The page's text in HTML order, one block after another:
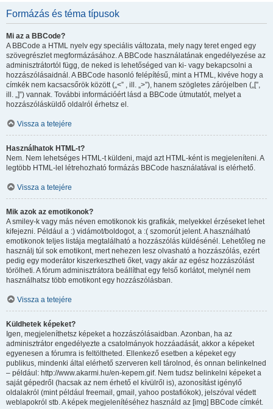
Formázás és téma típusok
Mi az a BBCode?
A BBCode a HTML nyelv egy speciális változata, mely nagy teret enged egy
szövegrészlet megformázásához. A BBCode használatának engedélyezése az
adminisztrátortól függ, de neked is lehetőséged van ki- vagy bekapcsolni a
hozzászólásaidnál. A BBCode hasonló felépítésű, mint a HTML, kivéve hogy a
címkék nem kacsacsőrök között („<” , ill. „>”), hanem szögletes zárójelben („[”,
ill. „]”) vannak. További információért lásd a BBCode útmutatót, melyet a
hozzászólásküldő oldalról érhetsz el.
Vissza a tetejére
Használhatok HTML-t?
Nem. Nem lehetséges HTML-t küldeni, majd azt HTML-ként is megjeleníteni. A
legtöbb HTML-lel létrehozható formázás BBCode használatával is elérhető.
Vissza a tetejére
Mik azok az emotikonok?
A smiley-k vagy más néven emotikonok kis grafikák, melyekkel érzéseket lehet
kifejezni. Például a :) vidámot/boldogot, a :( szomorút jelent. A használható
emotikonok teljes listája megtalálható a hozzászólás küldésénél. Lehetőleg ne
használj túl sok emotikont, mert nehezen lesz olvasható a hozzászólás, ezért
pedig egy moderátor kiszerkesztheti őket, vagy akár az egész hozzászólást
törölheti. A fórum adminisztrátora beállíthat egy felső korlátot, melynél nem
használhatsz több emotikont egy hozzászólásban.
Vissza a tetejére
Küldhetek képeket?
Igen, megjeleníthetsz képeket a hozzászólásaidban. Azonban, ha az
adminisztrátor engedélyezte a csatolmányok hozzáadását, akkor a képeket
egyenesen a fórumra is feltöltheted. Ellenkező esetben a képeket egy
publikus, mindenki által elérhető szerveren kell tárolnod, és onnan belinkelned
– például: http://www.akarmi.hu/en-kepem.gif. Nem tudsz belinkelni képeket a
saját gépedről (hacsak az nem érhető el kívülről is), azonosítást igénylő
oldalakról (mint például freemail, gmail, yahoo postafiókok), jelszóval védett
weblapokról stb. A képek megjelenítéséhez használd az [img] BBCode címkét.